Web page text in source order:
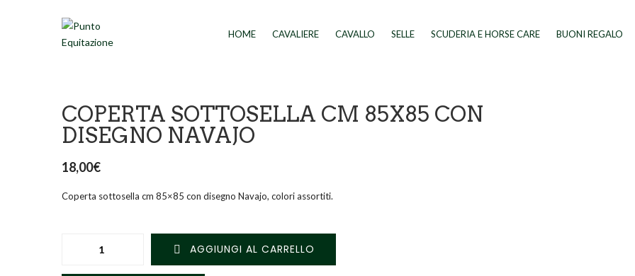
HOME CAVALIERE CAVALLO SELLE SCUDERIA E HORSE CARE BUONI REGALO
COPERTA SOTTOSELLA CM 85X85 CON
DISEGNO NAVAJO
18,00€
Coperta sottosella cm 85×85 con disegno Navajo, colori assortiti.
AGGIUNGI AL CARRELLO